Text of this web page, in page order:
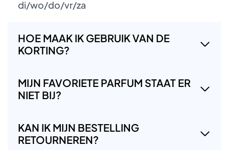
di/wo/do/vr/za
HOE MAAK IK GEBRUIK VAN DE
KORTING?
MIJN FAVORIETE PARFUM STAAT ER
NIET BIJ?
KAN IK MIJN BESTELLING
RETOURNEREN?